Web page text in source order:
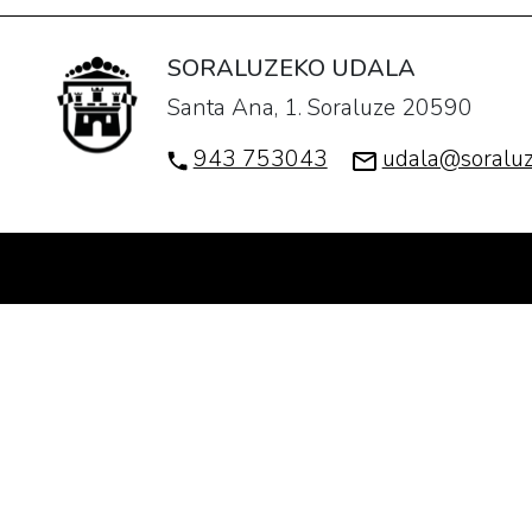
SORALUZEKO UDALA
Santa Ana, 1. Soraluze 20590
943 753043